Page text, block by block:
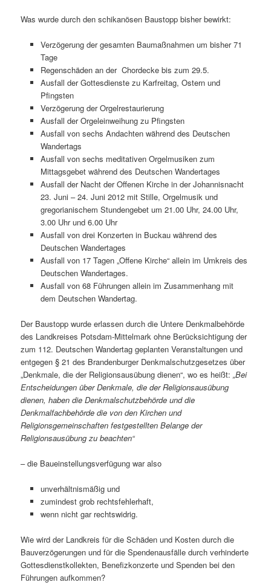
Was wurde durch den schikanösen Baustopp bisher bewirkt:
Verzögerung der gesamten Baumaßnahmen um bisher 71
Tage
Regenschäden an der Chordecke bis zum 29.5.
Ausfall der Gottesdienste zu Karfreitag, Ostern und
Pfingsten
Verzögerung der Orgelrestaurierung
Ausfall der Orgeleinweihung zu Pfingsten
Ausfall von sechs Andachten während des Deutschen
Wandertags
Ausfall von sechs meditativen Orgelmusiken zum
Mittagsgebet während des Deutschen Wandertages
Ausfall der Nacht der Offenen Kirche in der Johannisnacht
23. Juni – 24. Juni 2012 mit Stille, Orgelmusik und
gregorianischem Stundengebet um 21.00 Uhr, 24.00 Uhr,
3.00 Uhr und 6.00 Uhr
Ausfall von drei Konzerten in Buckau während des
Deutschen Wandertages
Ausfall von 17 Tagen „Offene Kirche“ allein im Umkreis des
Deutschen Wandertages.
Ausfall von 68 Führungen allein im Zusammenhang mit
dem Deutschen Wandertag.
Der Baustopp wurde erlassen durch die Untere Denkmalbehörde
des Landkreises Potsdam-Mittelmark ohne Berücksichtigung der
zum 112. Deutschen Wandertag geplanten Veranstaltungen und
entgegen § 21 des Brandenburger Denkmalschutzgesetzes über
„Denkmale, die der Religionsausübung dienen“, wo es heißt: „Bei
Entscheidungen über Denkmale, die der Religionsausübung
dienen, haben die Denkmalschutzbehörde und die
Denkmalfachbehörde die von den Kirchen und
Religionsgemeinschaften festgestellten Belange der
Religionsausübung zu beachten“
– die Baueinstellungsverfügung war also
unverhältnismäßig und
zumindest grob rechtsfehlerhaft,
wenn nicht gar rechtswidrig.
Wie wird der Landkreis für die Schäden und Kosten durch die
Bauverzögerungen und für die Spendenausfälle durch verhinderte
Gottesdienstkollekten, Benefizkonzerte und Spenden bei den
Führungen aufkommen?